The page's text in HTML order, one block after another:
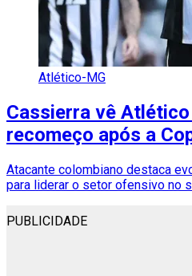
Atlético-MG
Cassierra vê
recomeço após a
Atacante colombiano destaca
para liderar o setor ofensivo no
PUBLICIDADE